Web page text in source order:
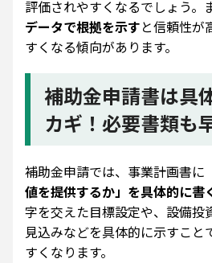
評価されやすくなるでしょう。
データで根拠を示すと信頼性が
すくなる傾向があります。
補助金申請書は具
カギ！必要書類も
補助金申請では、事業計画書に
値を提供するか」を具体的に書
字を交えた目標設定や、設備投
見込みなどを具体的に示すこと
すくなります。